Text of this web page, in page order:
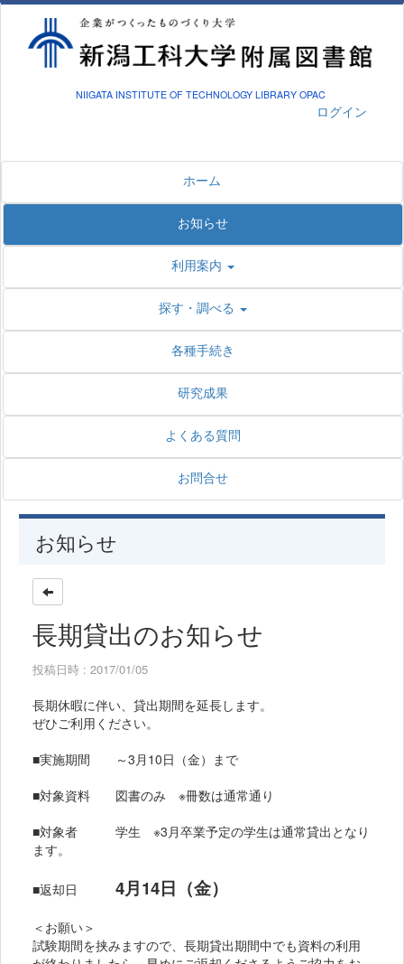
NIIGATA INSTITUTE OF TECHNOLOGY LIBRARY OPAC
ログイン
ホーム
お知らせ
利用案内
探す・調べる
各種手続き
研究成果
よくある質問
お問合せ
お知らせ
長期貸出のお知らせ
投稿日時 : 2017/01/05
長期休暇に伴い、貸出期間を延長します。
ぜひご利用ください。
■実施期間 ～3月10日（金）まで
■対象資料 図書のみ ※冊数は通常通り
■対象者 学生 ※3月卒業予定の学生は通常貸出となり
ます。
■返却日 4月14日（金）
＜お願い＞
試験期間を挟みますので、長期貸出期間中でも資料の利用